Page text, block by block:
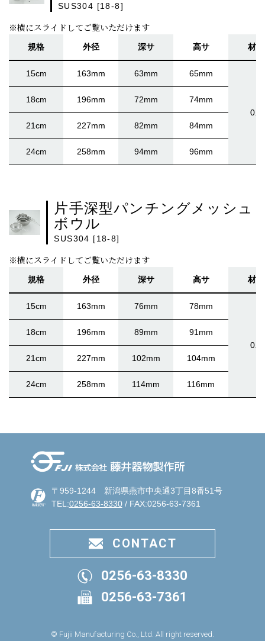
SUS304 [18-8]
※横にスライドしてご覧いただけます
規格 外径 深サ 高サ 材厚
15cm 163mm 63mm 65mm
0.5
18cm 196mm 72mm 74mm
21cm 227mm 82mm 84mm
24cm 258mm 94mm 96mm
片手深型パンチングメッシュ
ボウル
SUS304 [18-8]
※横にスライドしてご覧いただけます
規格 外径 深サ 高サ 材厚
15cm 163mm 76mm 78mm
0.5
18cm 196mm 89mm 91mm
21cm 227mm 102mm 104mm
24cm 258mm 114mm 116mm
〒959-1244 新潟県燕市中央通3丁目8番51号
TEL:0256-63-8330/ FAX:0256-63-7361
CONTACT
0256-63-8330
0256-63-7361
© Fujii Manufacturing Co., Ltd. All right reserved.